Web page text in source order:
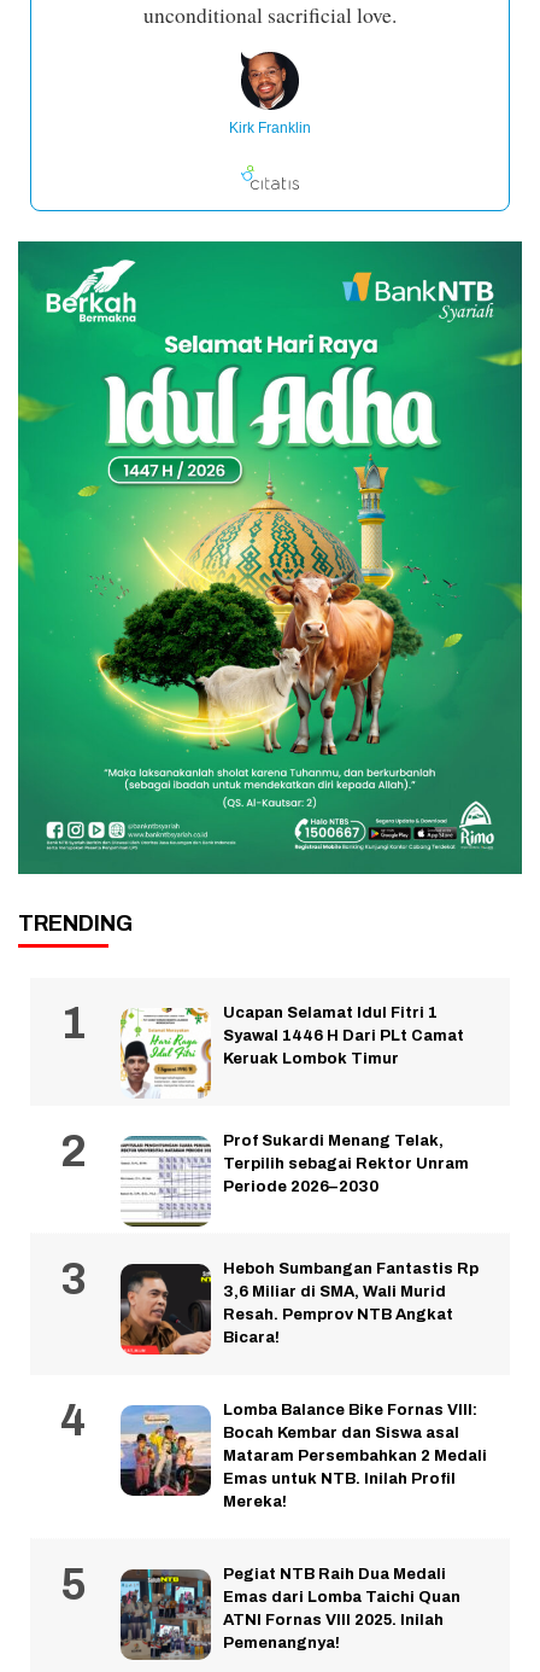
unconditional sacrificial love.
Kirk Franklin
TRENDING
Ucapan Selamat Idul Fitri 1
Syawal 1446 H Dari PLt Camat
Keruak Lombok Timur
Prof Sukardi Menang Telak,
Terpilih sebagai Rektor Unram
Periode 2026–2030
Heboh Sumbangan Fantastis Rp
3,6 Miliar di SMA, Wali Murid
Resah. Pemprov NTB Angkat
Bicara!
Lomba Balance Bike Fornas VIII:
Bocah Kembar dan Siswa asal
Mataram Persembahkan 2 Medali
Emas untuk NTB. Inilah Profil
Mereka!
Pegiat NTB Raih Dua Medali
Emas dari Lomba Taichi Quan
ATNI Fornas VIII 2025. Inilah
Pemenangnya!